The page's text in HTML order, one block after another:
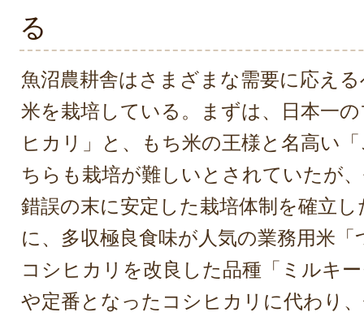
る
魚沼農耕舎はさまざまな需要に応え
米を栽培している。まずは、日本一
ヒカリ」と、もち米の王様と名高い
ちらも栽培が難しいとされていたが
錯誤の末に安定した栽培体制を確立
に、多収極良食味が人気の業務用米
コシヒカリを改良した品種「ミルキ
や定番となったコシヒカリに代わり